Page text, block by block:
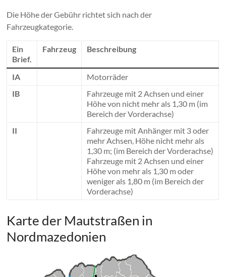
Die Höhe der Gebühr richtet sich nach der
Fahrzeugkategorie.
Ein
Brief.
Fahrzeug Beschreibung
IA
Motorräder
IB
Fahrzeuge mit 2 Achsen und einer
Höhe von nicht mehr als 1,30 m (im
Bereich der Vorderachse)
II
Fahrzeuge mit Anhänger mit 3 oder
mehr Achsen, Höhe nicht mehr als
1,30 m; (im Bereich der Vorderachse)
Fahrzeuge mit 2 Achsen und einer
Höhe von mehr als 1,30 m oder
weniger als 1,80 m (im Bereich der
Vorderachse)
Karte der Mautstraßen in
Nordmazedonien